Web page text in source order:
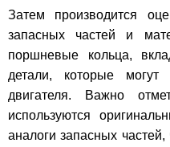
Затем производится
запасных частей и
поршневые кольца,
детали, которые могут
двигателя. Важно
используются
аналоги запасных частей,